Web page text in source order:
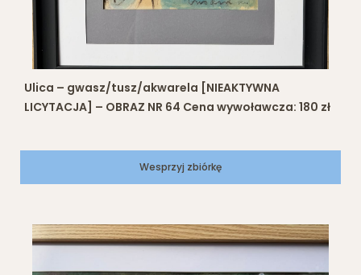
Ulica – gwasz/tusz/akwarela [NIEAKTYWNA
LICYTACJA] – OBRAZ NR 64 Cena wywoławcza: 180 zł
Wesprzyj zbiórkę